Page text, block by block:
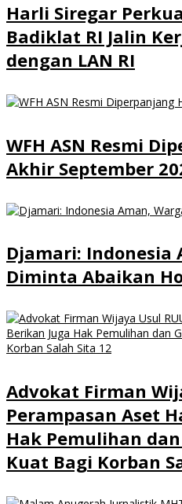
Harli Siregar
Badiklat RI Jalin
dengan LAN RI
WFH ASN Resmi
Akhir September
Djamari: Indonesia
Diminta Abaikan
Advokat Firman
Perampasan Aset
Hak Pemulihan
Kuat Bagi Korban